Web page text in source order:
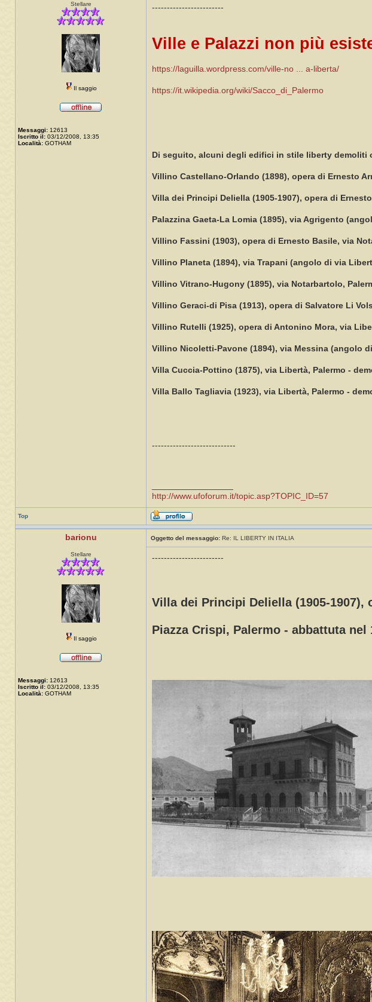
Stellare
Il saggio
Messaggi: 12613
Iscritto il: 03/12/2008, 13:35
Località: GOTHAM
------------------------
Ville e Palazzi non più
https://laguilla.wordpress.com/ville-no ... a-liberta/
https://it.wikipedia.org/wiki/Sacco_di_Palermo
Di seguito, alcuni degli edifici in stile liberty
Villino Castellano-Orlando (1898), opera di Ernesto
Villa dei Principi Deliella (1905-1907), opera di
Palazzina Gaeta-La Lomia (1895), via Agrigento
Villino Fassini (1903), opera di Ernesto Basile, via
Villino Planeta (1894), via Trapani (angolo di via
Villino Vitrano-Hugony (1895), via Notarbartolo,
Villino Geraci-di Pisa (1913), opera di Salvatore Li
Villino Rutelli (1925), opera di Antonino Mora, via
Villino Nicoletti-Pavone (1894), via Messina (angolo
Villa Cuccia-Pottino (1875), via Libertà, Palermo -
Villa Ballo Tagliavia (1923), via Libertà, Palermo -
----------------------------
http://www.ufoforum.it/topic.asp?TOPIC_ID=57
Top
barionu
Stellare
Il saggio
Messaggi: 12613
Iscritto il: 03/12/2008, 13:35
Località: GOTHAM
Oggetto del messaggio: Re: IL LIBERTY IN ITALIA
------------------------
Villa dei Principi Deliella (1905-1907),
Piazza Crispi, Palermo - abbattuta nel